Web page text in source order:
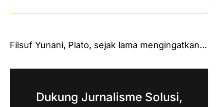
Filsuf Yunani, Plato, sejak lama mengingatkan…
Dukung Jurnalisme Solusi,